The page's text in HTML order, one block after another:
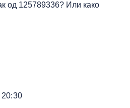
од 125789336? Или како
20:30